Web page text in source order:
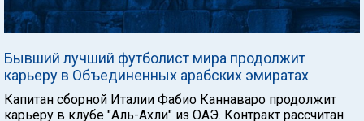
Бывший лучший футболист мира продолжит
карьеру в Объединенных арабских эмиратах
Капитан сборной Италии Фабио Каннаваро продолжит
карьеру в клубе "Аль-Ахли" из ОАЭ. Контракт рассчитан